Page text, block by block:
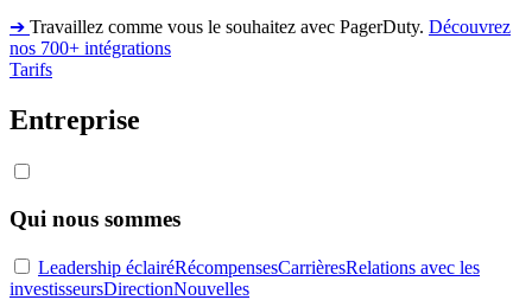
➔ Travaillez comme vous le souhaitez avec PagerDuty. Découvrez
nos 700+ intégrations
Tarifs
Entreprise
Qui nous sommes
Leadership éclairéRécompensesCarrièresRelations avec les
investisseursDirectionNouvelles